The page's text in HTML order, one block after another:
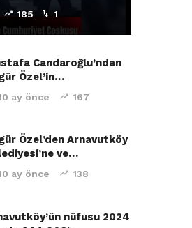
185 1
Candaroğlu’ndan
Özel’in…
ay önce 167
Özel’den Arnavutköy
ve…
ay önce 138
nüfusu 2024